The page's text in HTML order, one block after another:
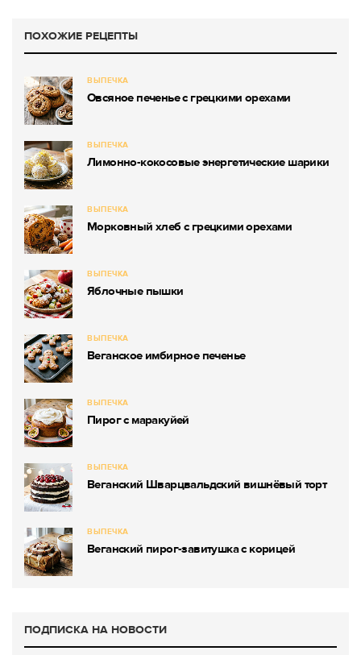
ПОХОЖИЕ РЕЦЕПТЫ
ВЫПЕЧКА
Овсяное печенье с грецкими орехами
ВЫПЕЧКА
Лимонно-кокосовые энергетические шарики
ВЫПЕЧКА
Морковный хлеб с грецкими орехами
ВЫПЕЧКА
Яблочные пышки
ВЫПЕЧКА
Веганское имбирное печенье
ВЫПЕЧКА
Пирог с маракуйей
ВЫПЕЧКА
Веганский Шварцвальдский вишнёвый торт
ВЫПЕЧКА
Веганский пирог-завитушка с корицей
ПОДПИСКА НА НОВОСТИ